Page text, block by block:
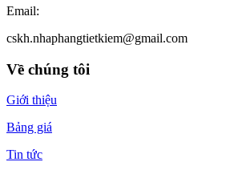
Email:
cskh.nhaphangtietkiem@gmail.com
Về chúng tôi
Giới thiệu
Bảng giá
Tin tức